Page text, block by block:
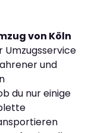
von Köln
Umzugsservice
und
du nur einige